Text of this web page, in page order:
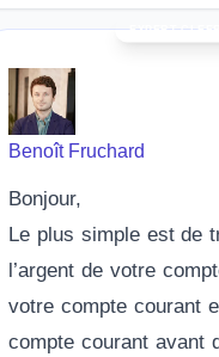
Benoît Fruchard
Bonjour,
Le plus simple est de
l’argent de votre
votre compte courant
compte courant avant